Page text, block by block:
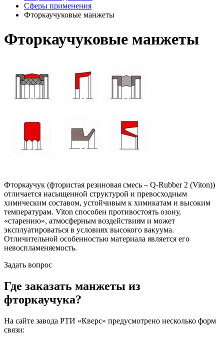
Сферы применения
Фторкаучуковые манжеты
Фторкаучуковые манжеты
Фторкаучук (фтористая резиновая смесь – Q-Rubber 2 (Viton))
отличается насыщенной структурой и превосходным
химическим составом, устойчивым к химикатам и высоким
температурам. Viton способен противостоять озону,
«старению», атмосферным воздействиям и может
эксплуатироваться в условиях высокого вакуума.
Отличительной особенностью материала является его
невоспламеняемость.
Задать вопрос
Где заказать манжеты из
фторкаучука?
На сайте завода РТИ «Кверс» предусмотрено несколько форм
связи: